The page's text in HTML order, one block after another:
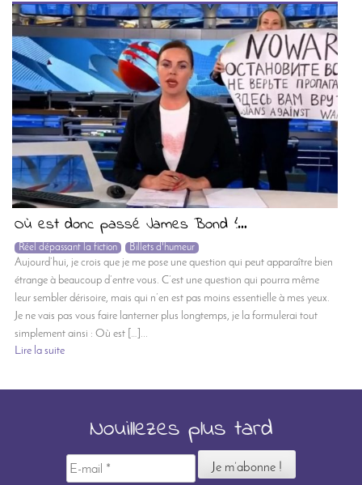
Où est donc passé James Bond ?…
Réel dépassant la fiction Billets d'humeur
Aujourd’hui, je crois que je me pose une question qui peut apparaître bien
étrange à beaucoup d’entre vous. C’est une question qui pourra même
leur sembler dérisoire, mais qui n’en est pas moins essentielle à mes yeux.
Je ne vais pas vous faire lanterner plus longtemps, je la formulerai tout
simplement ainsi : Où est […]...
Lire la suite
Nouillezes plus tard
E-
mail